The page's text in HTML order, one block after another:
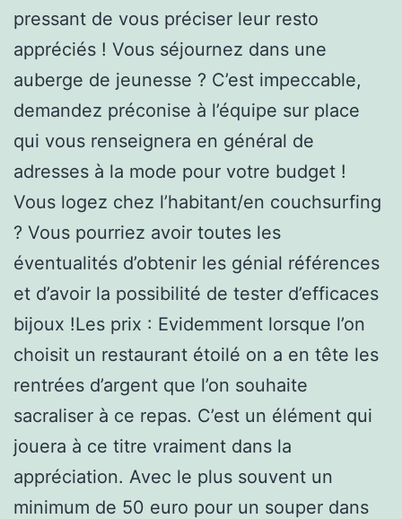
pressant de vous préciser leur resto
appréciés ! Vous séjournez dans une
auberge de jeunesse ? C’est impeccable,
demandez préconise à l’équipe sur place
qui vous renseignera en général de
adresses à la mode pour votre budget !
Vous logez chez l’habitant/en couchsurfing
? Vous pourriez avoir toutes les
éventualités d’obtenir les génial références
et d’avoir la possibilité de tester d’efficaces
bijoux !Les prix : Evidemment lorsque l’on
choisit un restaurant étoilé on a en tête les
rentrées d’argent que l’on souhaite
sacraliser à ce repas. C’est un élément qui
jouera à ce titre vraiment dans la
appréciation. Avec le plus souvent un
minimum de 50 euro pour un souper dans